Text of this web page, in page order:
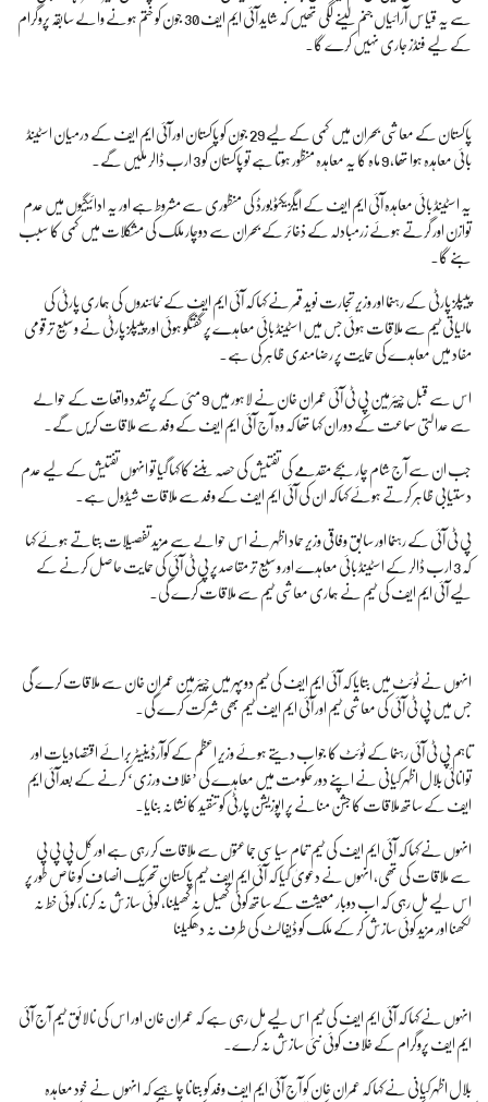
سے یہ قیاس آرائیاں جنم لینے لگی تھیں کہ شاید آئی ایم ایف 30 جون کو ختم ہونے والے سابقہ پروگرام
کے لیے فنڈز جاری نہیں کرے گا۔
پاکستان کے معاشی بحران میں کمی کے لیے 29 جون کو پاکستان اور آئی ایم ایف کے درمیان اسٹینڈ
بائی معاہدہ ہوا تھا، 9 ماہ کا یہ معاہدہ منظور ہوتا ہے تو پاکستان کو 3 ارب ڈالر ملیں گے۔
یہ اسٹینڈ بائی معاہدہ آئی ایم ایف کے ایگزیکٹو بورڈ کی منظوری سے مشروط ہے اور یہ ادائیگیوں میں عدم
توازن اور گرتے ہوئے زرمبادلہ کے ذخائر کے بحران سے دوچار ملک کی مشکلات میں کمی کا سبب
بنے گا۔
پیپلز پارٹی کے رہنما اور وزیر تجارت نوید قمر نے کہا کہ آئی ایم ایف کے نمائندوں کی ہماری پارٹی کی
مالیاتی ٹیم سے ملاقات ہوئی جس میں اسٹینڈ بائی معاہدے پر گفتگو ہوئی اور پیپلز پارٹی نے وسیع تر قومی
مفاد میں معاہدے کی حمایت پر رضامندی ظاہر کی ہے۔
اس سے قبل چیئرمین پی ٹی آئی عمران خان نے لاہور میں 9 مئی کے پرتشدد واقعات کے حوالے
سے عدالتی سماعت کے دوران کہا تھا کہ وہ آج آئی ایم ایف کے وفد سے ملاقات کریں گے۔
جب ان سے آج شام چار بجے مقدمے کی تفتیش کی حصہ بننے کا کہا گیا تو انہوں تفتیش کے لیے عدم
دستیابی ظاہر کرتے ہوئے کہاکہ ان کی آئی ایم ایف کے وفد سے ملاقات شیڈول ہے۔
پی ٹی آئی کے رہنما اور سابق وفاقی وزیر حماد اظہر نے اس حوالے سے مزید تفصیلات بتاتے ہوئے کہا
کہ 3 ارب ڈالر کے اسٹینڈ بائی معاہدے اور وسیع تر مقاصد پر پی ٹی آئی کی حمایت حاصل کرنے کے
لیے آئی ایم ایف کی ٹیم نے ہماری معاشی ٹیم سے ملاقات کرے گی۔
انہوں نے ٹوئٹ میں بتایا کہ آئی ایم ایف کی ٹیم دوپہر میں چیئرمین عمران خان سے ملاقات کرے گی
جس میں پی ٹی آئی کی معاشی ٹیم اور آئی ایم ایف ٹیم بھی شرکت کرے گی۔
تاہم پی ٹی آئی رہنما کے ٹوئٹ کا جواب دیتے ہوئے وزیر اعظم کے کوآرڈینیٹر برائے اقتصادیات اور
توانائی بلال اظہر کیانی نے اپنے دور حکومت میں معاہدے کی ’خلاف ورزی‘ کرنے کے بعد آئی ایم
ایف کے ساتھ ملاقات کا جشن منانے پر اپوزیشن پارٹی کو تنقید کا نشانہ بنایا۔
انہوں نے کہا کہ آئی ایم ایف کی ٹیم تمام سیاسی جماعتوں سے ملاقات کر رہی ہے اور کل پی پی پی
سے ملاقات کی تھی، انہوں نے دعویٰ کیا کہ آئی ایم ایف ٹیم پاکستان تحریک انصاف کو خاص طور پر
اس لیے مل رہی کہ اب دوبار معیشت کے ساتھ کوئی کھیل نہ کھیلنا، کوئی سازش نہ کرنا، کوئی خط نہ
لکھنا اور مزید کوئی سازش کر کے ملک کو ڈیفالٹ کی طرف نہ دھکیلنا
انہوں نے کہا کہ آئی ایم ایف کی ٹیم اس لیے مل رہی ہے کہ عمران خان اور اس کی نالائق ٹیم آج آئی
ایم ایف پروگرام کے خلاف کوئی نئی سازش نہ کرے۔
بلال اظہر کیانی نے کہا کہ عمران خان کو آج آئی ایم ایف وفد کو بتانا چاہیے کہ انہوں نے خود معاہدہ